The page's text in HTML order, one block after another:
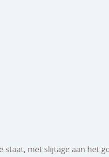
staat, met slijtage aan het